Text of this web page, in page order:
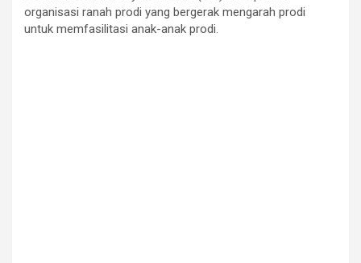
organisasi ranah prodi yang bergerak mengarah prodi
untuk memfasilitasi anak-anak prodi.